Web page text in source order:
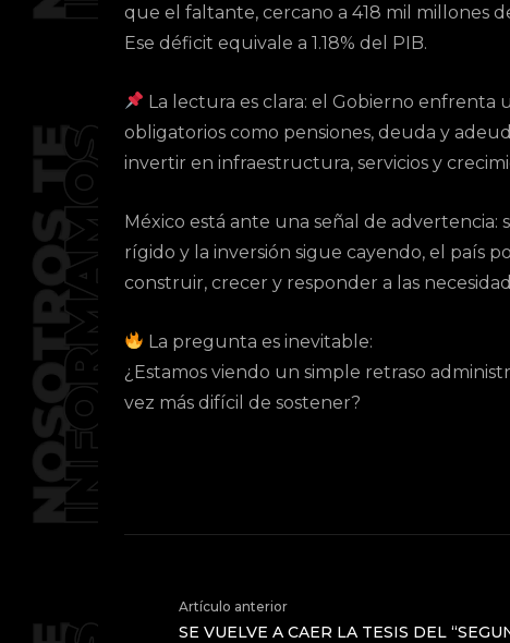
que el faltante, cercano a 418 mil millones
Ese déficit equivale a 1.18% del PIB.
La lectura es clara: el Gobierno enfrenta
obligatorios como pensiones, deuda y
invertir en infraestructura, servicios y
México está ante una señal de advertencia:
rígido y la inversión sigue cayendo, el país
construir, crecer y responder a las
La pregunta es inevitable:
¿Estamos viendo un simple retraso
vez más difícil de sostener?
Artículo anterior
SE VUELVE A CAER LA TESIS DEL